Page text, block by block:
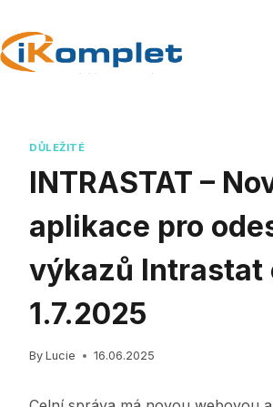
to
content
DŮLEŽITÉ
INTRASTAT –
aplikace pro
výkazů Intrastat
1.7.2025
By Lucie 16.06.2025